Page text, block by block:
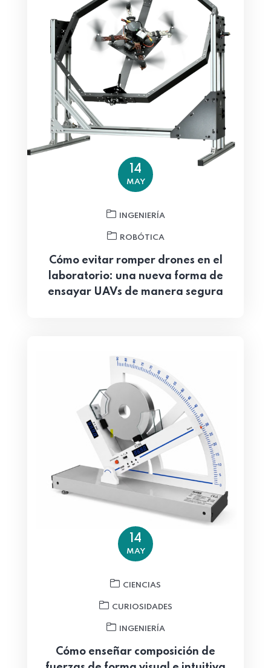
14
MAY
INGENIERÍA
ROBÓTICA
Cómo evitar romper drones en el
laboratorio: una nueva forma de
ensayar UAVs de manera segura
14
MAY
CIENCIAS
CURIOSIDADES
INGENIERÍA
Cómo enseñar composición de